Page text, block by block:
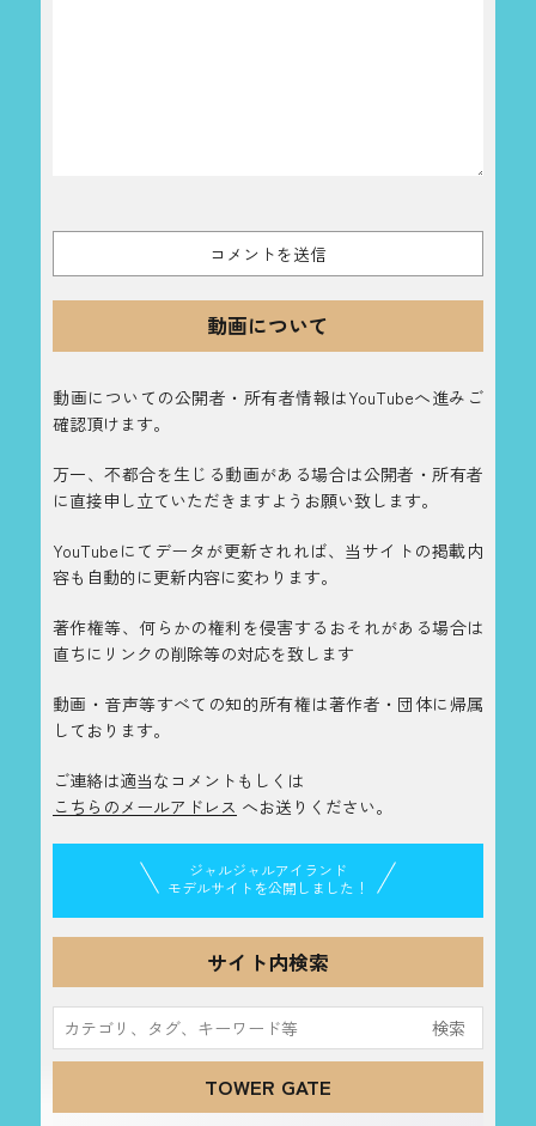
動画について
動画についての公開者・所有者情報はYouTubeへ進みご
確認頂けます。
万一、不都合を生じる動画がある場合は公開者・所有者
に直接申し立ていただきますようお願い致します。
YouTubeにてデータが更新されれば、当サイトの掲載内
容も自動的に更新内容に変わります。
著作権等、何らかの権利を侵害するおそれがある場合は
直ちにリンクの削除等の対応を致します
動画・音声等すべての知的所有権は著作者・団体に帰属
しております。
ご連絡は適当なコメントもしくは
こちらのメールアドレス へお送りください。
ジャルジャルアイランド
モデルサイトを公開しました！
サイト内検索
検
索:
TOWER GATE